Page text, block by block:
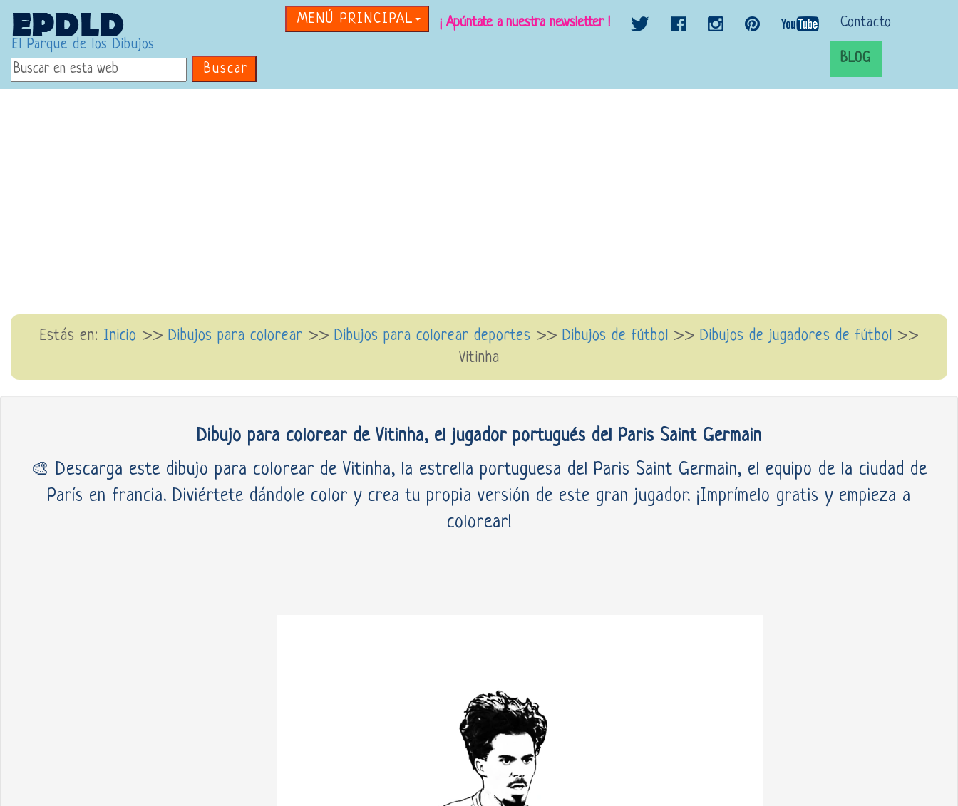
El Parque de los Dibujos
Buscar
MENÚ PRINCIPAL ¡ Apúntate a nuestra newsletter ! Contacto
BLOG
Estás en: Inicio >> Dibujos para colorear >> Dibujos para colorear deportes >> Dibujos de fútbol >> Dibujos de jugadores de fútbol >>
Vitinha
Dibujo para colorear de Vitinha, el jugador portugués del Paris Saint Germain
🎨 Descarga este dibujo para colorear de Vitinha, la estrella portuguesa del Paris Saint Germain, el equipo de la ciudad de
París en francia. Diviértete dándole color y crea tu propia versión de este gran jugador. ¡Imprímelo gratis y empieza a
colorear!